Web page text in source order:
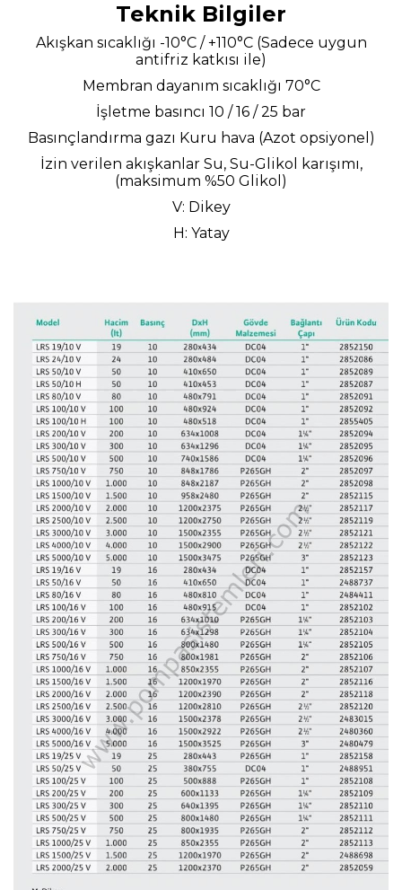
Teknik Bilgiler
Akışkan sıcaklığı -10°C / +110°C (Sadece uygun
antifriz katkısı ile)
Membran dayanım sıcaklığı 70°C
İşletme basıncı 10 / 16 / 25 bar
Basınçlandırma gazı Kuru hava (Azot opsiyonel)
İzin verilen akışkanlar Su, Su-Glikol karışımı,
(maksimum %50 Glikol)
V: Dikey
H: Yatay